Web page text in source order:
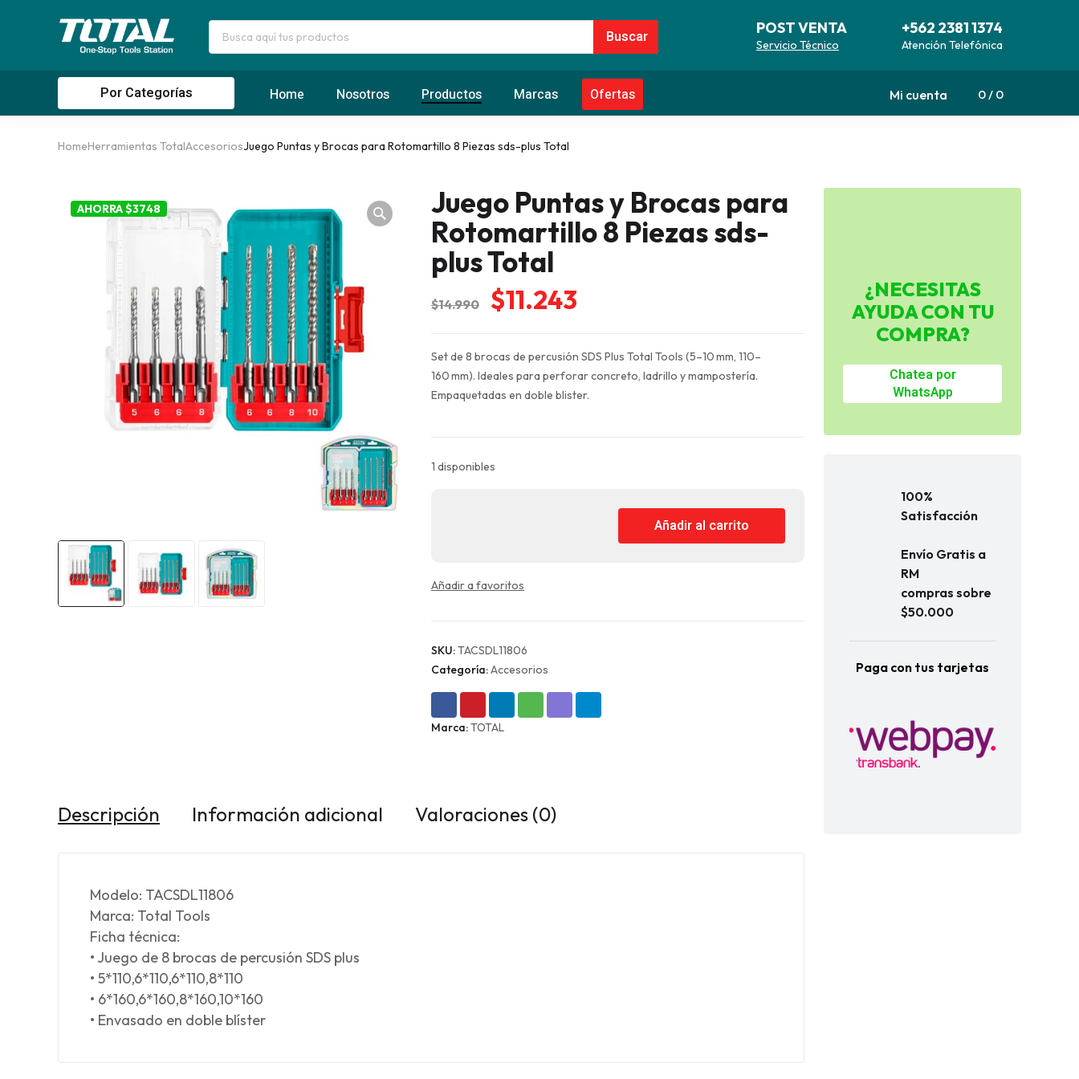
POST VENTA
Servicio Técnico
+562 2381 1374
Atención Telefónica
0 0
Mi cuenta
Por Categorías Home Nosotros Productos Marcas Ofertas
HomeHerramientas TotalAccesoriosJuego Puntas y Brocas para Rotomartillo 8 Piezas sds-plus Total
AHORRA $3748
Juego Puntas y Brocas para
Rotomartillo 8 Piezas sds-
plus Total
$14.990
El
original
era:
$14.990.
$11.243
actual
es:
$11.243.
Set de 8 brocas de percusión SDS Plus Total Tools (5–10 mm, 110–
160 mm). Ideales para perforar concreto, ladrillo y mampostería.
Empaquetadas en doble blister.
1 disponibles
para
sds-
plus
Total
Añadir al carrito
Añadir a favoritos
SKU:TACSDL11806
Categoría:Accesorios
Marca:TOTAL
Descripción Información adicional Valoraciones (0)
Modelo: TACSDL11806
Marca: Total Tools
Ficha técnica:
• Juego de 8 brocas de percusión SDS plus
• 5*110,6*110,6*110,8*110
• 6*160,6*160,8*160,10*160
• Envasado en doble blíster
¿NECESITAS
AYUDA CON TU
COMPRA?
Chatea por
WhatsApp
100%
Satisfacción
Envío Gratis a
RM
compras sobre
$50.000
Paga con tus tarjetas